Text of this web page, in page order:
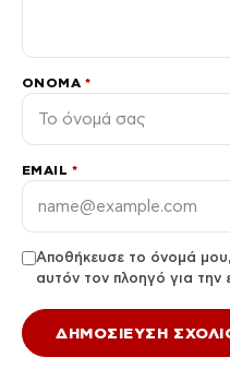
ΌΝΟΜΑ *
EMAIL *
Αποθήκευσε το όνομά
αυτόν τον πλοηγό για